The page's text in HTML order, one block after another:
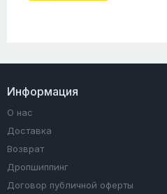
Информация
О нас
Доставка
Возврат
Дропшиппинг
Договор публичной оферты